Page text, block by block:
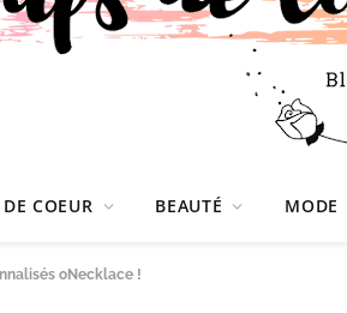
COEUR BEAUTÉ MODE
oNecklace !